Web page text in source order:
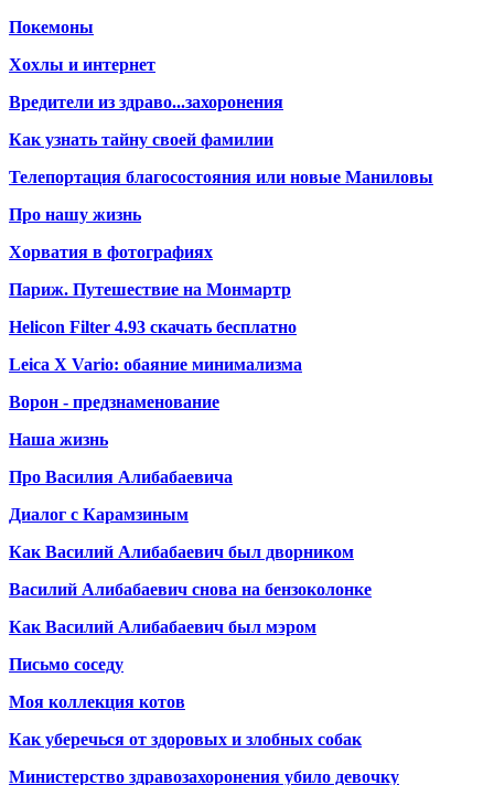
Покемоны
Хохлы и интернет
Вредители из здраво...захоронения
Как узнать тайну своей фамилии
Телепортация благосостояния или новые Маниловы
Про нашу жизнь
Хорватия в фотографиях
Париж. Путешествие на Монмартр
Helicon Filter 4.93 скачать бесплатно
Leica X Vario: обаяние минимализма
Ворон - предзнаменование
Наша жизнь
Про Василия Алибабаевича
Диалог с Карамзиным
Как Василий Алибабаевич был дворником
Василий Алибабаевич снова на бензоколонке
Как Василий Алибабаевич был мэром
Письмо соседу
Моя коллекция котов
Как уберечься от здоровых и злобных собак
Министерство здравозахоронения убило девочку